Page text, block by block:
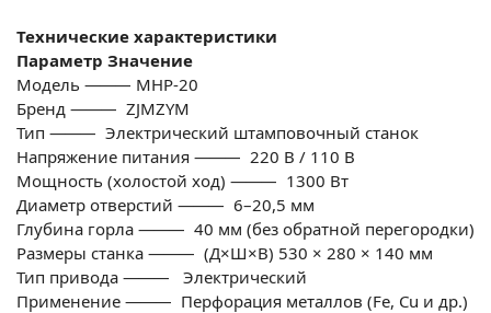
Технические характеристики
Параметр Значение
Модель ⸻ MHP-20
Бренд ⸻ ZJMZYM
Тип ⸻ Электрический штамповочный станок
Напряжение питания ⸻ 220 В / 110 В
Мощность (холостой ход) ⸻ 1300 Вт
Диаметр отверстий ⸻ 6–20,5 мм
Глубина горла ⸻ 40 мм (без обратной перегородки)
Размеры станка ⸻ (Д×Ш×В) 530 × 280 × 140 мм
Тип привода ⸻ Электрический
Применение ⸻ Перфорация металлов (Fe, Cu и др.)